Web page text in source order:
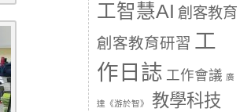
工智慧AI 創客教育
創客教育研習 工
作日誌 工作會議 廣
達《游於智》
教學科技